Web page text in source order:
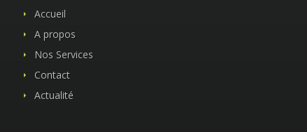
Accueil
A propos
Nos Services
Contact
Actualité